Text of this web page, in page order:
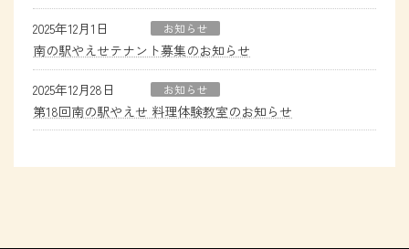
2025年12月1日 お知らせ
南の駅やえせテナント募集のお知らせ
2025年12月28日 お知らせ
第18回南の駅やえせ 料理体験教室のお知らせ